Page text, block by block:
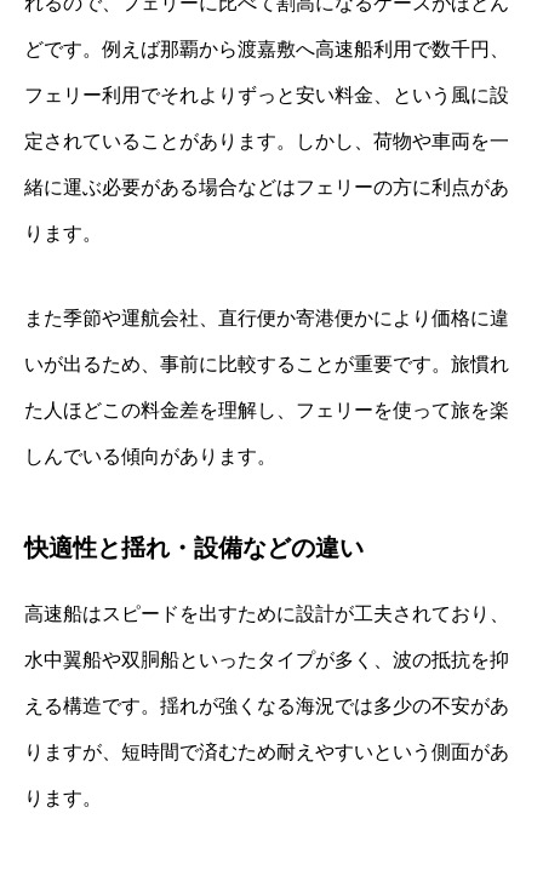
どです。例えば那覇から渡嘉敷へ高速船利用で数千円、
フェリー利用でそれよりずっと安い料金、という風に設
定されていることがあります。しかし、荷物や車両を一
緒に運ぶ必要がある場合などはフェリーの方に利点があ
ります。
また季節や運航会社、直行便か寄港便かにより価格に違
いが出るため、事前に比較することが重要です。旅慣れ
た人ほどこの料金差を理解し、フェリーを使って旅を楽
しんでいる傾向があります。
快適性と揺れ・設備などの違い
高速船はスピードを出すために設計が工夫されており、
水中翼船や双胴船といったタイプが多く、波の抵抗を抑
える構造です。揺れが強くなる海況では多少の不安があ
りますが、短時間で済むため耐えやすいという側面があ
ります。